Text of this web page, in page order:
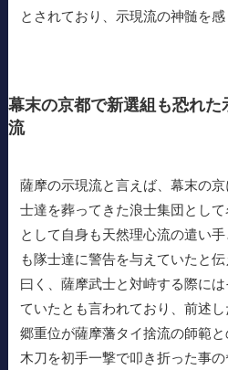
とされており、示現流の神髄を感
幕末の京都で新選組も恐れ
流
薩摩の示現流と言えば、幕末の
士達を葬ってきた浪士集団とし
として自身も天然理心流の遣い
も隊士達に警告を与えていたと伝
曰く、薩摩武士と対峙する際に
ていたとも言われており、前述
郷重位が薩摩藩タイ捨流の師範
木刀を初手一撃で叩き折った事